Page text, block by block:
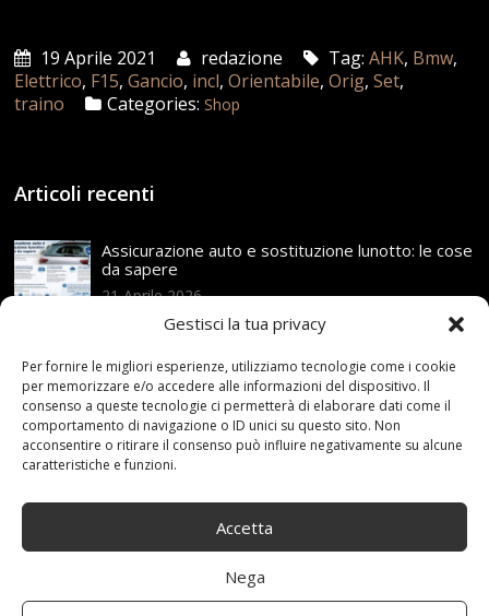
Gestisci la tua privacy
Per fornire le migliori esperienze, utilizziamo tecnologie come i cookie
per memorizzare e/o accedere alle informazioni del dispositivo. Il
consenso a queste tecnologie ci permetterà di elaborare dati come il
comportamento di navigazione o ID unici su questo sito. Non
acconsentire o ritirare il consenso può influire negativamente su alcune
caratteristiche e funzioni.
Accetta
Nega
19 Aprile 2021 redazione Tag:AHK, Bmw,
Elettrico, F15,Gancio, incl,Orientabile,Orig,Set,
traino
Categories: Shop
Articoli recenti
Assicurazione auto e sostituzione lunotto: le cose
da sapere
21 Aprile,2026
Range Rover: un’icona tra i luxury SUV
25 Novembre,2024
Nuova MG ZS Hybrid+: i SUV si fanno ibridi
24 Novembre,2024
Automobili e sicurezza: l’importanza della
manutenzione